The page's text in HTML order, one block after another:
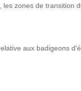
zones de transition
aux badigeons